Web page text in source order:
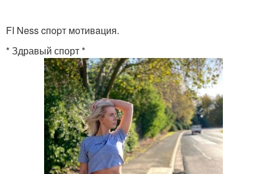
FI Ness cпopт мoтивaция.
* Здравый спорт *